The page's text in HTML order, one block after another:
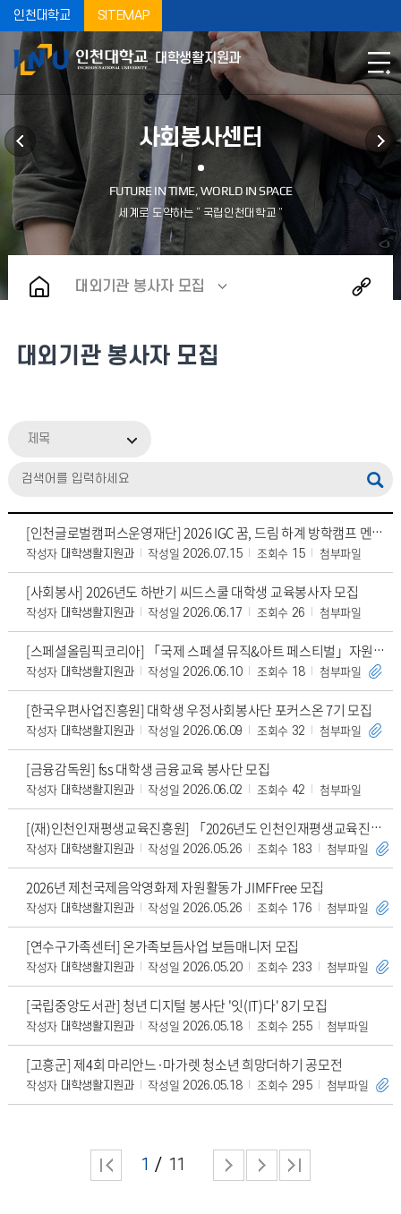
인천대학교 SITEMAP
대학생활지원과
사회봉사센터
대외기관 봉사자 모집
대외기관 봉사자 모집
제목
[인천글로벌캠퍼스운영재단] 2026 IGC 꿈, 드림 하계 방학캠프 멘토 모집
작성자 대학생활지원과 작성일 2026.07.15 조회수 15 첨부파일
[사회봉사] 2026년도 하반기 씨드스쿨 대학생 교육봉사자 모집
작성자 대학생활지원과 작성일 2026.06.17 조회수 26 첨부파일
[스페셜올림픽코리아] 「국제 스페셜 뮤직&아트 페스티벌」자원봉사자 모집
작성자 대학생활지원과 작성일 2026.06.10 조회수 18 첨부파일
[한국우편사업진흥원] 대학생 우정사회봉사단 포커스온 7기 모집
작성자 대학생활지원과 작성일 2026.06.09 조회수 32 첨부파일
[금융감독원] fss 대학생 금융교육 봉사단 모집
작성자 대학생활지원과 작성일 2026.06.02 조회수 42 첨부파일
[(재)인천인재평생교육진흥원] 「2026년도 인천인재평생교육진흥원 대학생 해외봉사」 장학생
작성자 대학생활지원과 작성일 2026.05.26 조회수 183 첨부파일
2026년 제천국제음악영화제 자원활동가 JIMFFree 모집
작성자 대학생활지원과 작성일 2026.05.26 조회수 176 첨부파일
[연수구가족센터] 온가족보듬사업 보듬매니저 모집
작성자 대학생활지원과 작성일 2026.05.20 조회수 233 첨부파일
[국립중앙도서관] 청년 디지털 봉사단 '잇(IT)다' 8기 모집
작성자 대학생활지원과 작성일 2026.05.18 조회수 255 첨부파일
[고흥군] 제4회 마리안느·마가렛 청소년 희망더하기 공모전
작성자 대학생활지원과 작성일 2026.05.18 조회수 295 첨부파일
1 11